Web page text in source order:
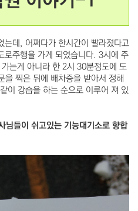
는데, 어쩌다가 한시간이 빨라졌다고
로주행을 가게 되었습니다. 3시에 주
는게 아니라 한 2시 30분정도에 도
을 찍은 뒤에 배차증을 받아서 정해
이 강습을 하는 순으로 이루어 져 있
님들이 쉬고있는 기능대기소로 향합